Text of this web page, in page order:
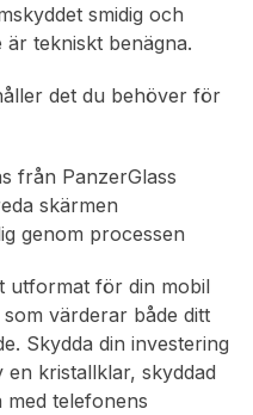
smidig och
tekniskt benägna.
det du behöver för
från PanzerGlass
skärmen
genom processen
utformat för din mobil
värderar både ditt
Skydda din investering
en kristallklar, skyddad
med telefonens